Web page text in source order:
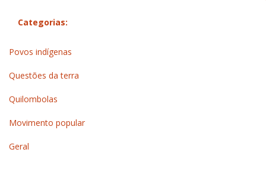
Categorias:
Povos indígenas
Questões da terra
Quilombolas
Movimento popular
Geral